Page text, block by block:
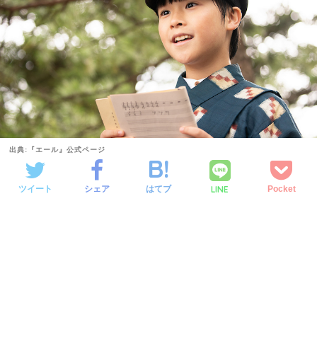
出典:『エール』公式ページ
ツイート シェア はてブ LINE Pocket